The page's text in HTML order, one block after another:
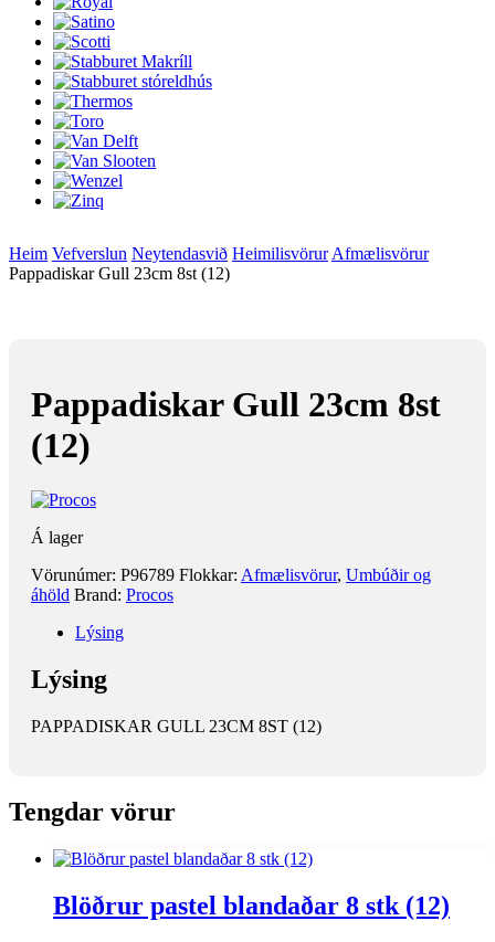
Heim Vefverslun Neytendasvið Heimilisvörur Afmælisvörur
Pappadiskar Gull 23cm 8st (12)
Pappadiskar Gull 23cm 8st
(12)
Á lager
Vörunúmer: P96789 Flokkar: Afmælisvörur, Umbúðir og
áhöld Brand: Procos
Lýsing
Lýsing
PAPPADISKAR GULL 23CM 8ST (12)
Tengdar vörur
Blöðrur pastel blandaðar 8 stk (12)